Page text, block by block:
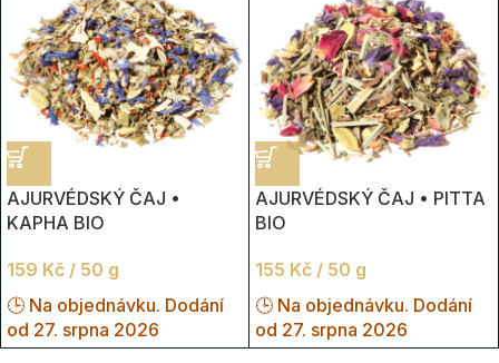
AJURVÉDSKÝ ČAJ •
KAPHA BIO
159 Kč / 50 g
🕒 Na objednávku. Dodání
od 27. srpna 2026
AJURVÉDSKÝ ČAJ • PITTA
BIO
155 Kč / 50 g
🕒 Na objednávku. Dodání
od 27. srpna 2026